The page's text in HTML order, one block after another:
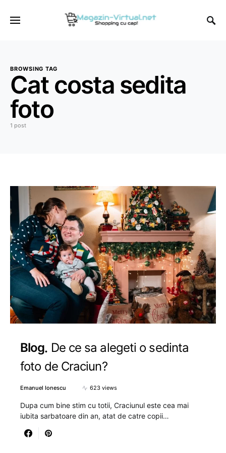
BROWSING TAG
Cat costa sedita
foto
1 post
Blog De ce sa alegeti o sedinta
foto de Craciun?
Emanuel Ionescu 623 views
Dupa cum bine stim cu totii, Craciunul este cea mai
iubita sarbatoare din an, atat de catre copii…